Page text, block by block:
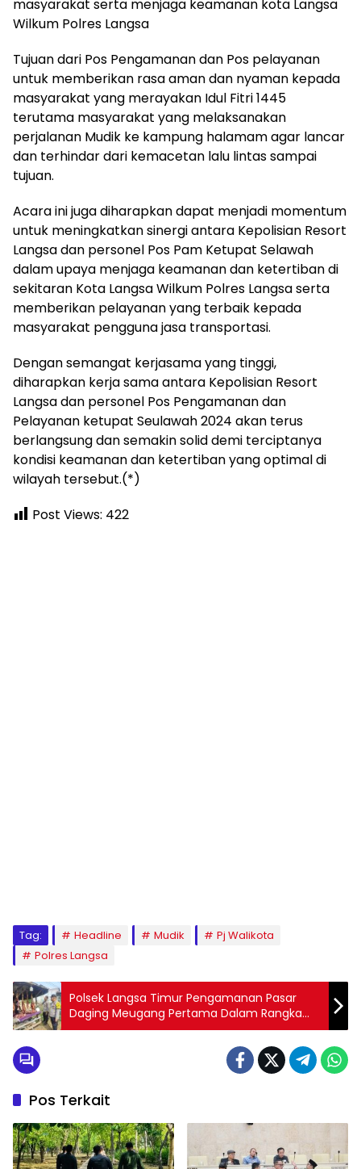
masyarakat serta menjaga keamanan kota Langsa
Wilkum Polres Langsa
Tujuan dari Pos Pengamanan dan Pos pelayanan
untuk memberikan rasa aman dan nyaman kepada
masyarakat yang merayakan Idul Fitri 1445
terutama masyarakat yang melaksanakan
perjalanan Mudik ke kampung halamam agar lancar
dan terhindar dari kemacetan lalu lintas sampai
tujuan.
Acara ini juga diharapkan dapat menjadi momentum
untuk meningkatkan sinergi antara Kepolisian Resort
Langsa dan personel Pos Pam Ketupat Selawah
dalam upaya menjaga keamanan dan ketertiban di
sekitaran Kota Langsa Wilkum Polres Langsa serta
memberikan pelayanan yang terbaik kepada
masyarakat pengguna jasa transportasi.
Dengan semangat kerjasama yang tinggi,
diharapkan kerja sama antara Kepolisian Resort
Langsa dan personel Pos Pengamanan dan
Pelayanan ketupat Seulawah 2024 akan terus
berlangsung dan semakin solid demi terciptanya
kondisi keamanan dan ketertiban yang optimal di
wilayah tersebut.(*)
Post Views: 422
Tag: Headline Mudik
Pj Walikota
Polres Langsa
Polsek Langsa Timur Pengamanan Pasar
Daging Meugang Pertama Dalam Rangka
Menyambut Hari Raya Idul Fitri 1445 H/2024
Pos Terkait